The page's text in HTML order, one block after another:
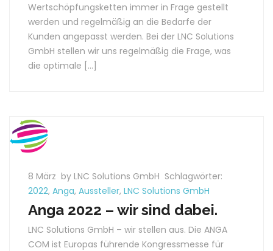
Wertschöpfungsketten immer in Frage gestellt
werden und regelmäßig an die Bedarfe der
Kunden angepasst werden. Bei der LNC Solutions
GmbH stellen wir uns regelmäßig die Frage, was
die optimale […]
8 März by LNC Solutions GmbH Schlagwörter:
2022, Anga, Aussteller, LNC Solutions GmbH
Anga 2022 – wir sind dabei.
LNC Solutions GmbH – wir stellen aus. Die ANGA
COM ist Europas führende Kongressmesse für